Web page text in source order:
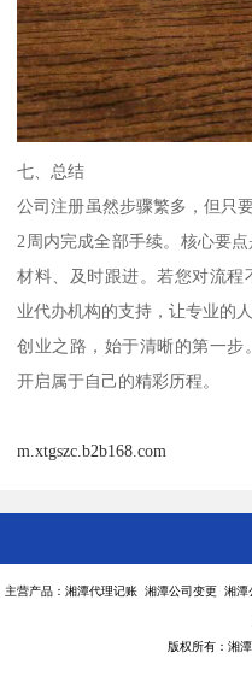
七、总结
公司注册虽然步骤繁多，但只
2周内完成全部手续。核心要
材料、及时跟进。若您对流
业代办机构的支持，让专业的
创业之路，始于清晰的第一步
开启属于自己的精彩历程。
m.xtgszc.b2b168.com
主营产品：湘潭代理记账 湘潭公司变更 湘
版权所有：湘